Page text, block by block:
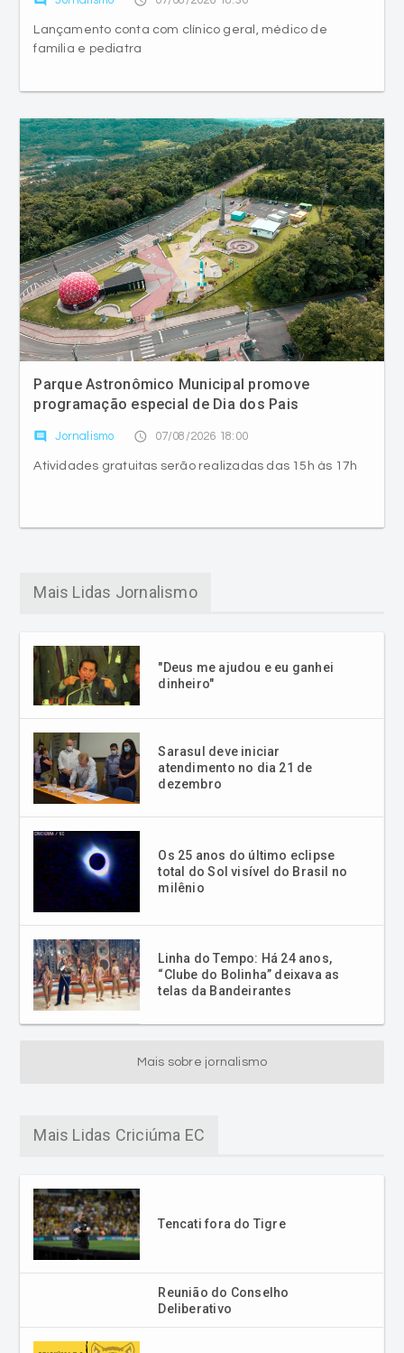
Lançamento conta com clínico geral, médico de
família e pediatra
Parque Astronômico Municipal promove
programação especial de Dia dos Pais
comment Jornalismo access_time 07/08/2026 18:00
Atividades gratuitas serão realizadas das 15h às 17h
Mais Lidas Jornalismo
"Deus me ajudou e eu ganhei
dinheiro"
Sarasul deve iniciar
atendimento no dia 21 de
dezembro
Os 25 anos do último eclipse
total do Sol visível do Brasil no
milênio
Linha do Tempo: Há 24 anos,
“Clube do Bolinha” deixava as
telas da Bandeirantes
Mais sobre jornalismo
Mais Lidas Criciúma EC
Tencati fora do Tigre
Reunião do Conselho
Deliberativo